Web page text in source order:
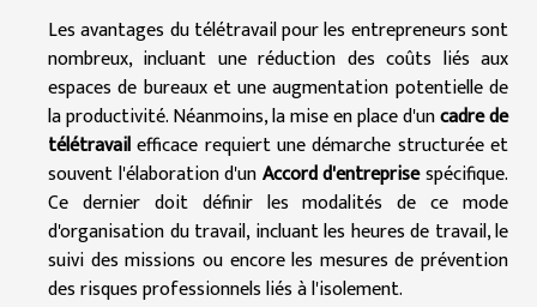
Les avantages du télétravail pour les entrepreneurs sont
nombreux, incluant une réduction des coûts liés aux
espaces de bureaux et une augmentation potentielle de
la productivité. Néanmoins, la mise en place d'uncadre de
télétravailefficace requiert une démarche structurée et
souvent l'élaboration d'unAccord d'entreprisespécifique.
Ce dernier doit définir les modalités de ce mode
d'organisation du travail, incluant les heures de travail, le
suivi des missions ou encore les mesures de prévention
des risques professionnels liés à l'isolement.